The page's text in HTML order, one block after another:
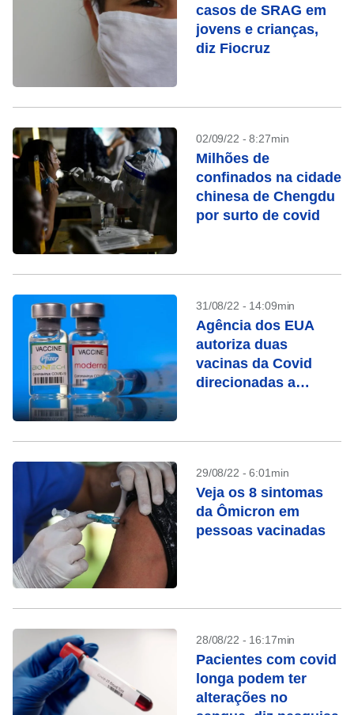
casos de SRAG em
jovens e crianças,
diz Fiocruz
02/09/22 - 8:27min
Milhões de
confinados na cidade
chinesa de Chengdu
por surto de covid
31/08/22 - 14:09min
Agência dos EUA
autoriza duas
vacinas da Covid
direcionadas a
29/08/22 - 6:01min
Veja os 8 sintomas
da Ômicron em
pessoas vacinadas
28/08/22 - 16:17min
Pacientes com covid
longa podem ter
alterações no